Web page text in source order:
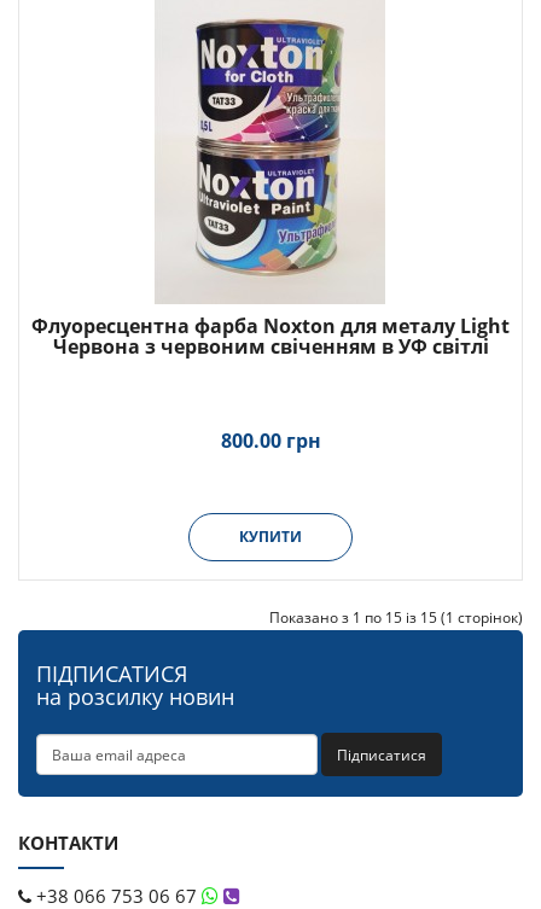
Флуоресцентна фарба Noxton для металу Light
Червона з червоним свіченням в УФ світлі
800.00 грн
КУПИТИ
Показано з 1 по 15 із 15 (1 сторінок)
ПІДПИСАТИСЯ
на розсилку новин
Підписатися
КОНТАКТИ
+38 066 753 06 67